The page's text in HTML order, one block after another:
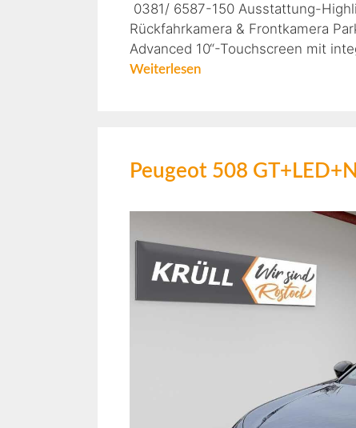
0381/ 6587-150 Ausstattung-
Rückfahrkamera & Frontkamera
Advanced 10“-Touchscreen mit
Weiterlesen
Peugeot 508